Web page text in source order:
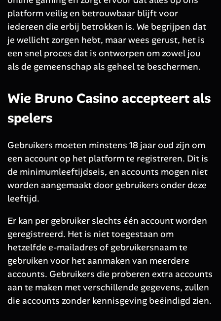
platform veilig en betrouwbaar blijft voor
iedereen die erbij betrokken is. We begrijpen dat
je wellicht zorgen hebt, maar wees gerust, het is
een snel proces dat is ontworpen om zowel jou
als de gemeenschap als geheel te beschermen.
Wie Bruno Casino accepteert als
spelers
Gebruikers moeten minstens 18 jaar oud zijn om
een account op het platform te registreren. Dit is
de minimumleeftijdseis, en accounts mogen niet
worden aangemaakt door gebruikers onder deze
leeftijd.
Er kan per gebruiker slechts één account worden
geregistreerd. Het is niet toegestaan om
hetzelfde e-mailadres of gebruikersnaam te
gebruiken voor het aanmaken van meerdere
accounts. Gebruikers die proberen extra accounts
aan te maken met verschillende gegevens, zullen
die accounts zonder kennisgeving beëindigd zien.